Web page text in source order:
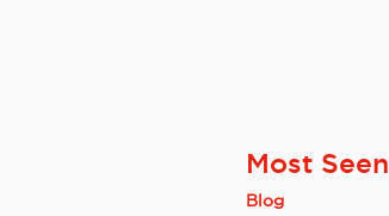
Most Seen
Blog